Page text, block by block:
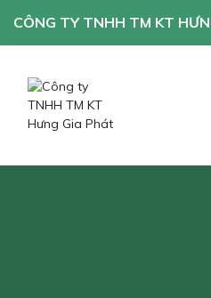
CÔNG TY TNHH TM KT